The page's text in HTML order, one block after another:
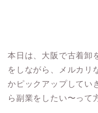
本日は、大阪で古着卸
をしながら、メルカリ
かピックアップしてい
ら副業をしたい〜って